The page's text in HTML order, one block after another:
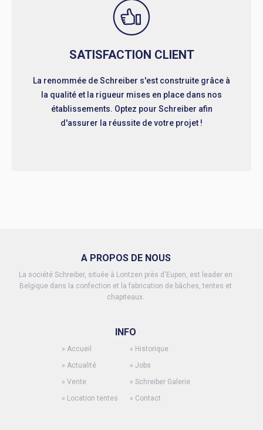
SATISFACTION CLIENT
La renommée de Schreiber s'est construite grâce à
la qualité et la rigueur mises en place dans nos
établissements. Optez pour Schreiber afin
d'assurer la réussite de votre projet !
A PROPOS DE NOUS
La société Schreiber, située à Lontzen près d'Eupen, est leader en
Belgique dans la confection et la fabrication de bâches, tentes et
chapiteaux.
INFO
» Accueil
» Actualité
» Vente
» Location tentes
» Historique
» Jobs
» Schreiber Galerie
» Contact